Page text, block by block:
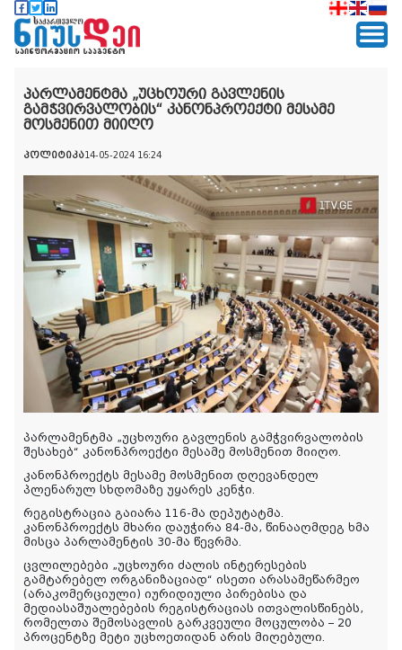
პარლამენტმა „უცხოური გავლენის
გამჭვირვალობის“ კანონპროექტი მესამე
მოსმენით მიიღო
პოლიტიკა14-05-2024 16:24
პარლამენტმა „უცხოური გავლენის გამჭვირვალობის
შესახებ“ კანონპროექტი მესამე მოსმენით მიიღო.
კანონპროექტს მესამე მოსმენით დღევანდელ
პლენარულ სხდომაზე უყარეს კენჭი.
რეგისტრაცია გაიარა 116-მა დეპუტატმა.
კანონპროექტს მხარი დაუჭირა 84-მა, წინააღმდეგ ხმა
მისცა პარლამენტის 30-მა წევრმა.
ცვლილებები „უცხოური ძალის ინტერესების
გამტარებელ ორგანიზაციად“ ისეთი არასამეწარმეო
(არაკომერციული) იურიდიული პირებისა და
მედიასაშუალებების რეგისტრაციას ითვალისწინებს,
რომელთა შემოსავლის გარკვეული მოცულობა – 20
პროცენტზე მეტი უცხოეთიდან არის მიღებული.